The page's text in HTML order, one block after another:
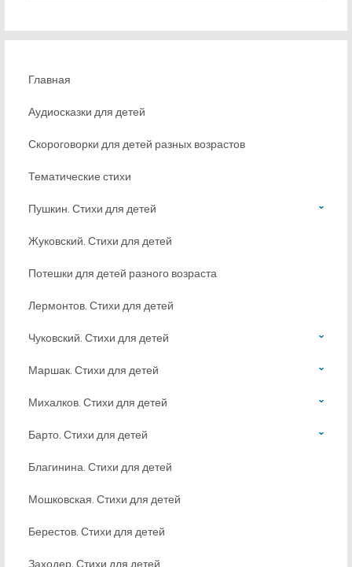
Главная
Аудиосказки для детей
Скороговорки для детей разных возрастов
Тематические стихи
Пушкин. Стихи для детей
Жуковский. Стихи для детей
Потешки для детей разного возраста
Лермонтов. Стихи для детей
Чуковский. Стихи для детей
Маршак. Стихи для детей
Михалков. Стихи для детей
Барто. Стихи для детей
Благинина. Стихи для детей
Мошковская. Стихи для детей
Берестов. Стихи для детей
Заходер. Стихи для детей